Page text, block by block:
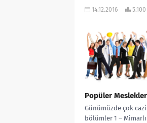
psikolojik danışman
14.12.2016 5.100
Popüler Meslekler
Günümüzde çok
bölümler 1 –